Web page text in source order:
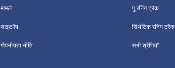
मामले
साइटमैप
गोपनीयता नीति
पु रनिंग ट्रैक
सिंथेटिक रनिंग ट्रैक
सभी श्रेणियाँ